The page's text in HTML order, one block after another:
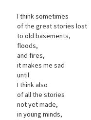
I think sometimes
of the great stories lost
to old basements,
floods,
and fires,
it makes me sad
until
I think also
of all the stories
not yet made,
in young minds,